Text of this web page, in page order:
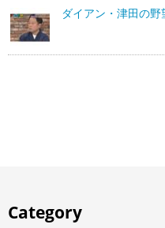
ダイアン・津田の
Category